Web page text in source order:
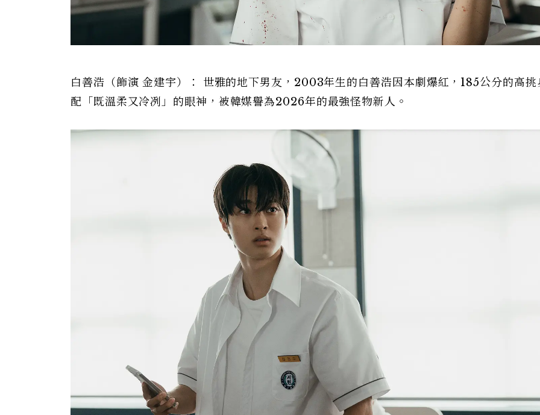
白善浩（飾演 金建宇）： 世雅的地下男友，2003年生的白善浩因本劇爆紅，185公分的高挑
配「既溫柔又冷冽」的眼神，被韓媒譽為2026年的最強怪物新人。